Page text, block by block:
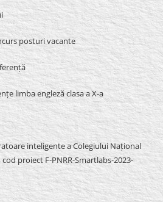
posturi vacante
limba engleză clasa a X-a
inteligente a Colegiului Național
proiect F-PNRR-Smartlabs-2023-